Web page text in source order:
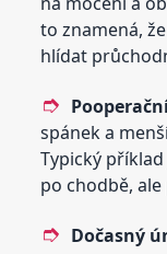
to znamená,
hlídat
spánek a
Typický
po chodbě,
Dočasný